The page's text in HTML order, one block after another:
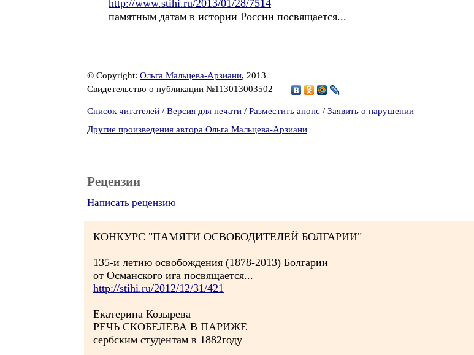
http://www.stihi.ru/2013/01/28/7514
памятным датам в истории России посвящается...
© Copyright: Ольга Мальцева-Арзиани, 2013
Свидетельство о публикации №113013003502
Список читателей / Версия для печати / Разместить анонс / Заявить о нарушении
Другие произведения автора Ольга Мальцева-Арзиани
Рецензии
Написать рецензию
КОНКУРС "ПАМЯТИ ОСВОБОДИТЕЛЕЙ БОЛГАРИИ"
135-и летию освобождения (1878-2013) Болгарии
от Османского ига посвящается...
http://stihi.ru/2012/12/31/421
Екатерина Козырева
РЕЧЬ СКОБЕЛЕВА В ПАРИЖЕ
сербским студентам в 1882году